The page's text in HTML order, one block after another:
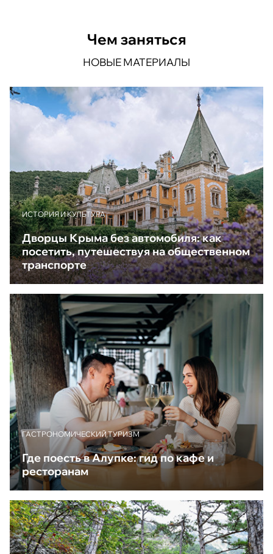
Чем заняться
НОВЫЕ МАТЕРИАЛЫ
ИСТОРИЯ И КУЛЬТУРА
Дворцы Крыма без автомобиля: как
посетить, путешествуя на общественном
транспорте
ГАСТРОНОМИЧЕСКИЙ ТУРИЗМ
Где поесть в Алупке: гид по кафе и
ресторанам